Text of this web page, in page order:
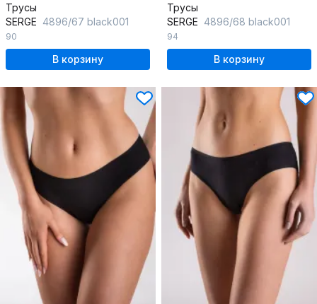
Трусы
SERGE 4896/67 black001
90
В корзину
Трусы
SERGE 4896/68 black001
94
В корзину